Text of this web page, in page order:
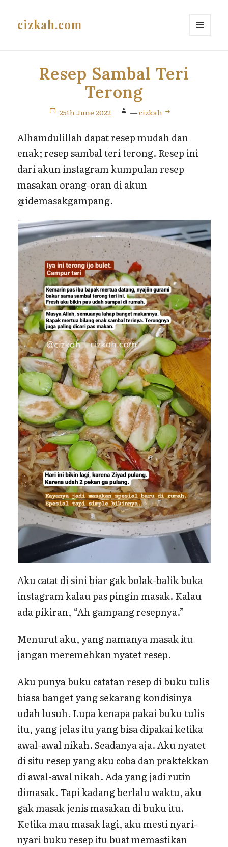
cizkah.com
Resep Sambal Teri
Terong
25th June 2022 —cizkah
Alhamdulillah dapat resep mudah dan
enak; resep sambal teri terong. Resep ini
dari akun instagram kumpulan resep
masakan orang-oran di akun
@idemasakgampang.
Aku catat di sini biar gak bolak-balik buka
instagram kalau pas pingin masak. Kalau
ada pikiran, “Ah gampang resepnya.”
Menurut aku, yang namanya masak itu
jangan meremehkan nyatet resep.
Aku punya buku catatan resep di buku tulis
biasa banget yang sekarang kondisinya
udah lusuh. Lupa kenapa pakai buku tulis
itu, yang jelas itu yang bisa dipakai ketika
awal-awal nikah. Seadanya aja. Aku nyatet
di situ resep yang aku coba dan praktekkan
di awal-awal nikah. Ada yang jadi rutin
dimasak. Tapi kadang berlalu waktu, aku
gak masak jenis masakan di buku itu.
Ketika mau masak lagi, aku mesti nyari-
nyari buku resep itu buat memastikan